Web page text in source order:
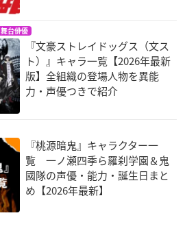
舞台俳優
『文豪ストレイドッグス（文ス
ト）』キャラ一覧【2026年最新
版】全組織の登場人物を異能
力・声優つきで紹介
『桃源暗鬼』キャラクター一
覧 一ノ瀬四季ら羅刹学園＆鬼
國隊の声優・能力・誕生日まと
め【2026年最新】